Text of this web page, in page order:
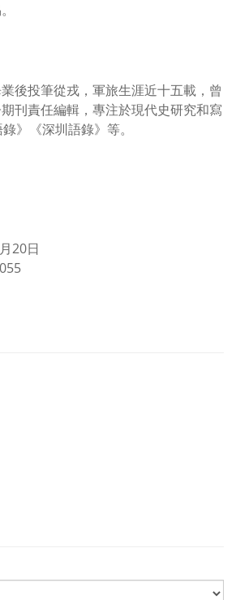
後投筆從戎，軍旅生涯近十五載，曾
刊責任編輯，專注於現代史研究和寫
》《深圳語錄》等。
20日